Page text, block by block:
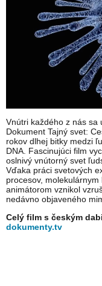
Vnútri každého z nás sa
Dokument Tajný svet:
rokov dlhej bitky medzi
DNA. Fascinujúci film
oslnivý vnútorný svet
Vďaka práci svetových
procesov,
animátorom vznikol
nedávno objaveného
Celý film s českým
dokumenty.tv